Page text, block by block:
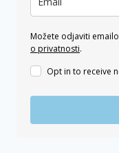
Možete odjaviti
o privatnosti.
Opt in to receive